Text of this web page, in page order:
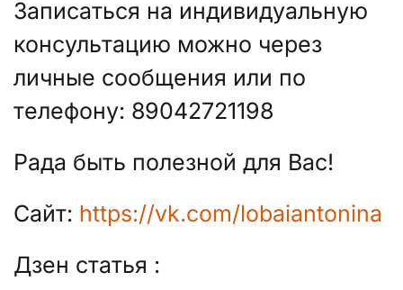
Записаться на индивидуальную
консультацию можно через
личные сообщения или по
телефону: 89042721198
Рада быть полезной для Вас!
Сайт: https://vk.com/lobaiantonina
Дзен статья :